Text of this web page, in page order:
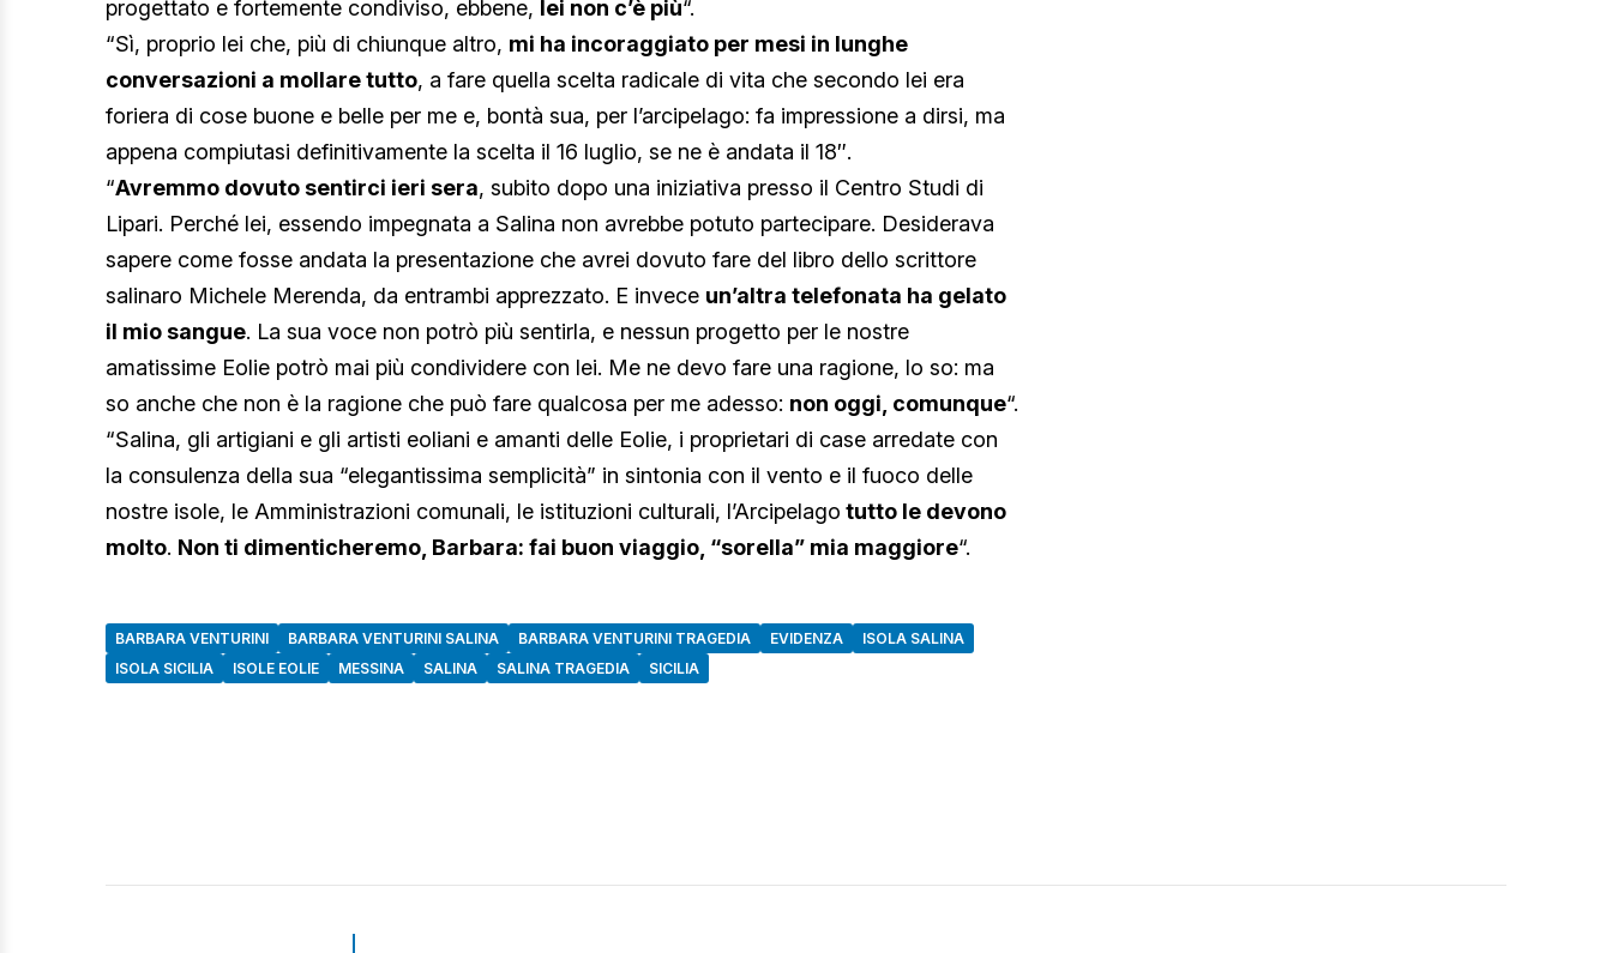
progettato e fortemente condiviso, ebbene, lei non c’è più“.
“Sì, proprio lei che, più di chiunque altro, mi ha incoraggiato per mesi in lunghe
conversazioni a mollare tutto, a fare quella scelta radicale di vita che secondo lei era
foriera di cose buone e belle per me e, bontà sua, per l’arcipelago: fa impressione a dirsi, ma
appena compiutasi definitivamente la scelta il 16 luglio, se ne è andata il 18″.
“Avremmo dovuto sentirci ieri sera, subito dopo una iniziativa presso il Centro Studi di
Lipari. Perché lei, essendo impegnata a Salina non avrebbe potuto partecipare. Desiderava
sapere come fosse andata la presentazione che avrei dovuto fare del libro dello scrittore
salinaro Michele Merenda, da entrambi apprezzato. E invece un’altra telefonata ha gelato
il mio sangue. La sua voce non potrò più sentirla, e nessun progetto per le nostre
amatissime Eolie potrò mai più condividere con lei. Me ne devo fare una ragione, lo so: ma
so anche che non è la ragione che può fare qualcosa per me adesso: non oggi, comunque“.
“Salina, gli artigiani e gli artisti eoliani e amanti delle Eolie, i proprietari di case arredate con
la consulenza della sua “elegantissima semplicità” in sintonia con il vento e il fuoco delle
nostre isole, le Amministrazioni comunali, le istituzioni culturali, l’Arcipelago tutto le devono
molto. Non ti dimenticheremo, Barbara: fai buon viaggio, “sorella” mia maggiore“.
BARBARA VENTURINI BARBARA VENTURINI SALINA BARBARA VENTURINI TRAGEDIA EVIDENZA
ISOLA SALINA
ISOLA SICILIA
ISOLE EOLIE MESSINA SALINA SALINA TRAGEDIA SICILIA